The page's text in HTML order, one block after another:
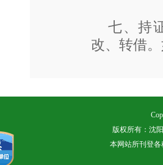
七、持
改、转借
版权所有：沈
本网站所刊登